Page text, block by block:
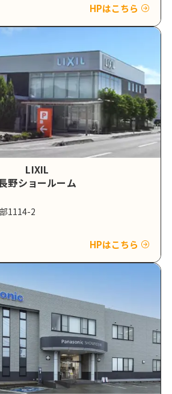
HPはこちら
LIXIL
野ショールーム
1114-2
HPはこちら